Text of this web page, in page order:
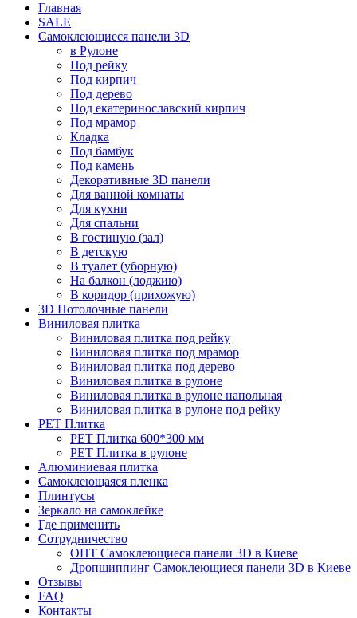
Главная
SALE
Самоклеющиеся панели 3D
в Рулоне
Под рейку
Под кирпич
Под дерево
Под екатеринославский кирпич
Под мрамор
Кладка
Под бамбук
Под камень
Декоративные 3D панели
Для ванной комнаты
Для кухни
Для спальни
В гостиную (зал)
В детскую
В туалет (уборную)
На балкон (лоджию)
В коридор (прихожую)
3D Потолочные панели
Виниловая плитка
Виниловая плитка под рейку
Виниловая плитка под мрамор
Виниловая плитка под дерево
Виниловая плитка в рулоне
Виниловая плитка в рулоне напольная
Виниловая плитка в рулоне под рейку
PET Плитка
PET Плитка 600*300 мм
PET Плитка в рулоне
Алюминиевая плитка
Самоклеющаяся пленка
Плинтусы
Зеркало на самоклейке
Где применить
Сотрудничество
ОПТ Самоклеющиеся панели 3D в Киеве
Дропшиппинг Самоклеющиеся панели 3D в Киеве
Отзывы
FAQ
Контакты